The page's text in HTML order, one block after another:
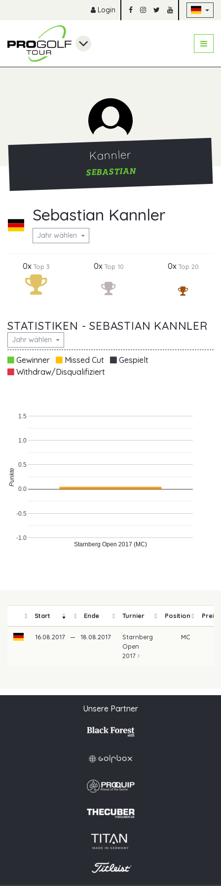
Login
Kannler
SEBASTIAN
Sebastian Kannler
Jahr wählen
0xTop 3 0xTop 10 0xTop 20
STATISTIKEN - SEBASTIAN KANNLER
Jahr wählen
Gewinner Missed Cut
Gespielt
Withdraw/Disqualifiziert
Starnberg Open 2017 (MC)
-1.0
-0.5
0.0
0.5
1.0
1.5
Punkte
Start Ende Turnier Position
16.08.2017 — 18.08.2017
Starnberg
Open
2017
MC